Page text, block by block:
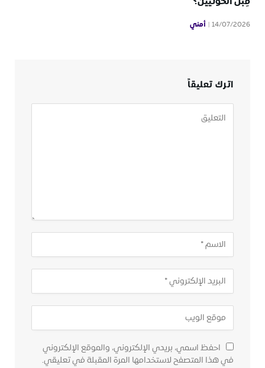
14/07/2026 أمني
اترك تعليقاً
احفظ اسمي، بريدي الإلكتروني، والموقع الإلكتروني
في هذا المتصفح لاستخدامها المرة المقبلة في تعليقي.